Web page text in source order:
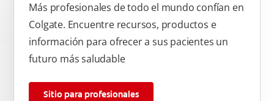
Más profesionales de todo el mundo confían en
Colgate. Encuentre recursos, productos e
información para ofrecer a sus pacientes un
futuro más saludable
Sitio para profesionales